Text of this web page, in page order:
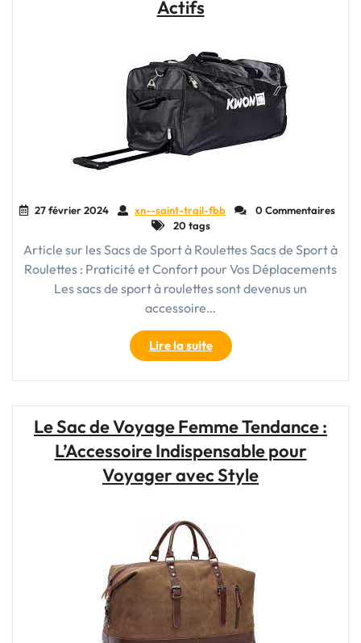
Voyages"
Actifs
27 février 2024 xn--saint-trail-fbb
0 Commentaires
20 tags
Article sur les Sacs de Sport à Roulettes Sacs de Sport à
Roulettes : Praticité et Confort pour Vos Déplacements
Les sacs de sport à roulettes sont devenus un
accessoire…
Lire la suite"Le
Confort
Pratique
de
Sport
à
Roulettes
Vos
Déplacements
Actifs"
Le Sac de Voyage Femme Tendance :
L’Accessoire Indispensable pour
Voyager avec Style